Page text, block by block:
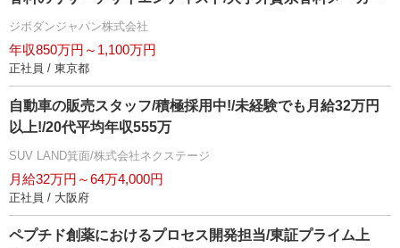
ジボダンジャパン株式会社
年収850万円～1,100万円
正社員 / 東京都
自動車の販売スタッフ/積極採用中!/未経験でも月給32万円
以上!/20代平均年収555万
SUV LAND箕面/株式会社ネクステージ
月給32万円～64万4,000円
正社員 / 大阪府
ペプチド創薬におけるプロセス開発担当/東証プライム上